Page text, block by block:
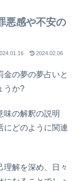
悪感や不安の
2024.02.06
金の夢の夢占いと
うか?
味の解釈の説明
にどのように関連
理解を深め、日々